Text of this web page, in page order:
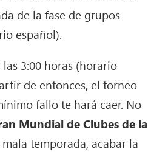
de la fase de grupos
español).
3:00 horas (horario
de entonces, el torneo
fallo te hará caer. No
Mundial de Clubes de la
temporada, acabar la